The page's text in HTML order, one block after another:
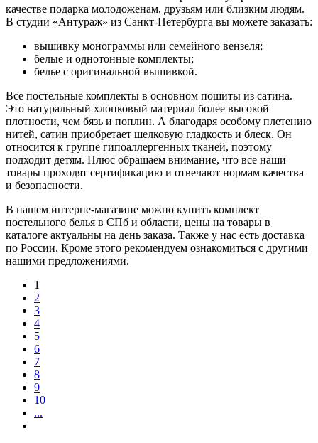
качестве подарка молодоженам, друзьям или близким людям.
В студии «Антураж» из Санкт-Петербурга вы можете заказать:
вышивку монограммы или семейного вензеля;
белые и однотонные комплекты;
белье с оригинальной вышивкой.
Все постельные комплекты в основном пошиты из сатина.
Это натуральный хлопковый материал более высокой
плотности, чем бязь и поплин. А благодаря особому плетению
нитей, сатин приобретает шелковую гладкость и блеск. Он
относится к группе гипоаллергенных тканей, поэтому
подходит детям. Плюс обращаем внимание, что все наши
товары проходят сертификацию и отвечают нормам качества
и безопасности.
В нашем интерне-магазине можно купить комплект
постельного белья в СПб и области, цены на товары в
каталоге актуальны на день заказа. Также у нас есть доставка
по России. Кроме этого рекомендуем ознакомиться с другими
нашими предложениями.
1
2
3
4
5
6
7
8
9
10
...